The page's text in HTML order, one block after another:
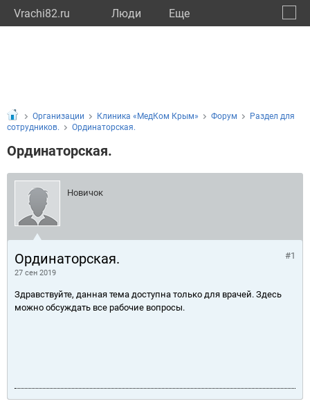
Vrachi82.ru Люди Eще
Организации Клиника «МедКом Крым» Форум
Раздел для
сотрудников.
Ординаторская.
Ординаторская.
Новичок
Ординаторская.
27 сен 2019
#1
Здравствуйте, данная тема доступна только для врачей. Здесь
можно обсуждать все рабочие вопросы.